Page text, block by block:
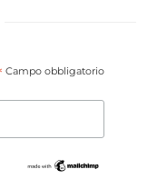
Campo obbligatorio